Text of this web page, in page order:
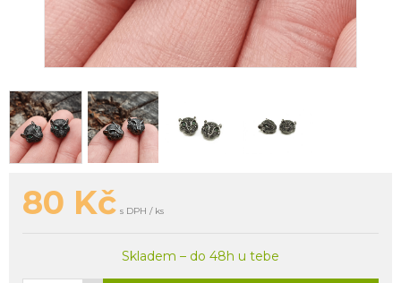
80 Kč s DPH / ks
Skladem – do 48h u tebe